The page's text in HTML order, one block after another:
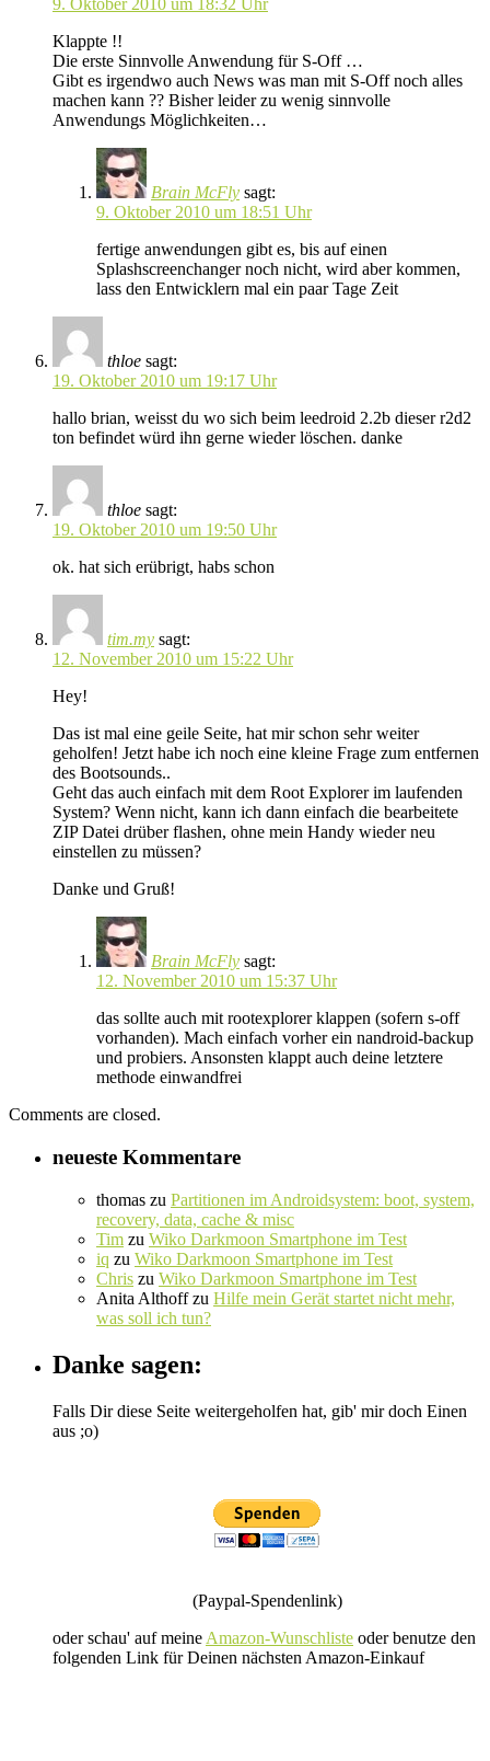
9. Oktober 2010 um 18:32 Uhr
Klappte !!
Die erste Sinnvolle Anwendung für S-Off …
Gibt es irgendwo auch News was man mit S-Off noch alles
machen kann ?? Bisher leider zu wenig sinnvolle
Anwendungs Möglichkeiten…
Brain McFly sagt:
9. Oktober 2010 um 18:51 Uhr
fertige anwendungen gibt es, bis auf einen
Splashscreenchanger noch nicht, wird aber kommen,
lass den Entwicklern mal ein paar Tage Zeit
thloe sagt:
19. Oktober 2010 um 19:17 Uhr
hallo brian, weisst du wo sich beim leedroid 2.2b dieser r2d2
ton befindet würd ihn gerne wieder löschen. danke
thloe sagt:
19. Oktober 2010 um 19:50 Uhr
ok. hat sich erübrigt, habs schon
tim.my sagt:
12. November 2010 um 15:22 Uhr
Hey!
Das ist mal eine geile Seite, hat mir schon sehr weiter
geholfen! Jetzt habe ich noch eine kleine Frage zum entfernen
des Bootsounds..
Geht das auch einfach mit dem Root Explorer im laufenden
System? Wenn nicht, kann ich dann einfach die bearbeitete
ZIP Datei drüber flashen, ohne mein Handy wieder neu
einstellen zu müssen?
Danke und Gruß!
Brain McFly sagt:
12. November 2010 um 15:37 Uhr
das sollte auch mit rootexplorer klappen (sofern s-off
vorhanden). Mach einfach vorher ein nandroid-backup
und probiers. Ansonsten klappt auch deine letztere
methode einwandfrei
Comments are closed.
neueste Kommentare
thomas zu Partitionen im Androidsystem: boot, system,
recovery, data, cache & misc
Tim zu Wiko Darkmoon Smartphone im Test
iq zu Wiko Darkmoon Smartphone im Test
Chris zu Wiko Darkmoon Smartphone im Test
Anita Althoffzu Hilfe mein Gerät startet nicht mehr,
was soll ich tun?
Danke sagen:
Falls Dir diese Seite weitergeholfen hat, gib' mir doch Einen
aus ;o)
(Paypal-Spendenlink)
oder schau' auf meine Amazon-Wunschliste oder benutze den
folgenden Link für Deinen nächsten Amazon-Einkauf